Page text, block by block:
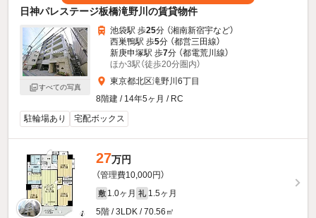
日神パレステージ板橋滝野川の賃貸物件
すべての写真
池袋駅 歩25分 （湘南新宿宇など）
西巣鴨駅 歩5分 （都営三田線）
新庚申塚駅 歩7分 （都電荒川線）
ほか3駅（徒歩20分圏内）
東京都北区滝野川6丁目
8階建 / 14年5ヶ月 / RC
駐輪場あり
宅配ボックス
27万円
（管理費10,000円）
敷 1.0ヶ月 礼 1.5ヶ月
5階 / 3LDK / 70.56㎡